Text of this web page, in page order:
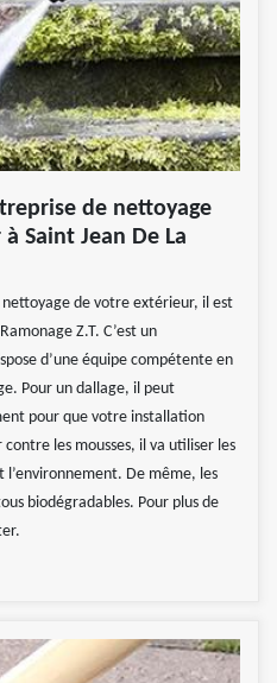
de nettoyage
Saint Jean De La
nettoyage de votre extérieur, il est
Z.T. C’est un
d’une équipe compétente en
Pour un dallage, il peut
pour que votre installation
les mousses, il va utiliser les
De même, les
biodégradables. Pour plus de